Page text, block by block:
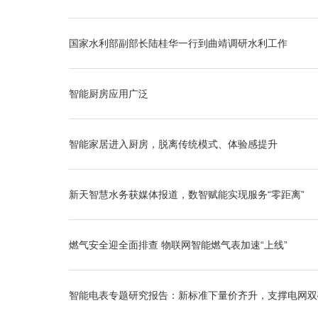
国家水利部副部长陆桂华一行到曲靖调研水利工作
智能厨房应用广泛
智能家居进入厨房，脱离传统模式、体验感提升
新天智慧水务获媒体报道，数智赋能实现服务“零距离”
燃气安全迎全面排查 物联网智能燃气表加速“上线”
智能电表专题研究报告：新标准下量价齐升，支撑电网